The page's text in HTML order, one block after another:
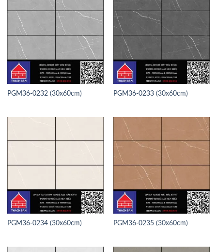
PGM36-0232 (30x60cm) PGM36-0233 (30x60cm)
PGM36-0234 (30x60cm) PGM36-0235 (30x60cm)